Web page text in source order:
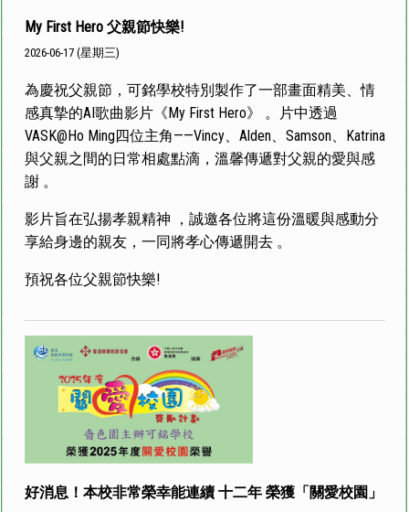
My First Hero 父親節快樂!
2026-06-17 (星期三)
為慶祝父親節，可銘學校特別製作了一部畫面精美、情
感真摯的AI歌曲影片《My First Hero》 。片中透過
VASK@Ho Ming四位主角——Vincy、Alden、Samson、Katrina
與父親之間的日常相處點滴，溫馨傳遞對父親的愛與感
謝 。
影片旨在弘揚孝親精神 ，誠邀各位將這份溫暖與感動分
享給身邊的親友，一同將孝心傳遞開去 。
預祝各位父親節快樂!
好消息！本校非常榮幸能連續 十二年 榮獲「關愛校園」